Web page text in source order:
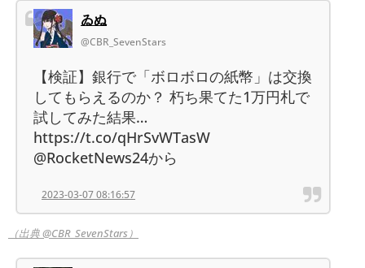
ゐぬ
@CBR_SevenStars
【検証】銀行で「ボロボロの紙幣」は交換
してもらえるのか？ 朽ち果てた1万円札で
試してみた結果…
https://t.co/qHrSvWTasW
@RocketNews24から
2023-03-07 08:16:57
（出典 @CBR_SevenStars）